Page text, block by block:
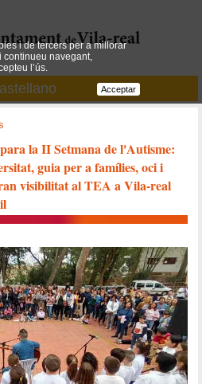
la II Setmana de l'Autisme:
guia per a famílies, oci i
visibilitat al TEA a Vila-real
i de tercers per a millorar
continueu navegant,
l’ús.
Acceptar